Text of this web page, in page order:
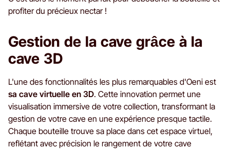
profiter du précieux nectar !
Gestion de la cave grâce à la
cave 3D
L'une des fonctionnalités les plus remarquables d'Oeni est
sa cave virtuelle en 3D. Cette innovation permet une
visualisation immersive de votre collection, transformant la
gestion de votre cave en une expérience presque tactile.
Chaque bouteille trouve sa place dans cet espace virtuel,
reflétant avec précision le rangement de votre cave